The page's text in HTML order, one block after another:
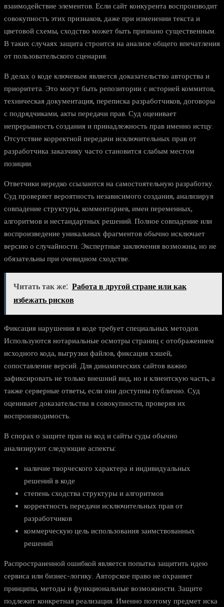
взаимодействие элементов. Если сайт конкурента воспроизводит
совокупность этих признаков, даже при изменении текста и
цветовой схемы, сходство может быть признано существенным.
В таких случаях защита строится на анализе общего впечатления
от пользовательского сценария.
В делах о коде ключевым является доказательство авторства и
приоритета. Это могут быть репозитории с историей коммитов,
техническая документация, переписка разработчиков, договоры
с подрядчиками, акты передачи прав. Суд оценивает
непрерывность создания и принадлежность прав именно истцу.
Отсутствие корректной передачи исключительных прав от
разработчика заказчику часто становится слабым местом
позиции.
Ответчики нередко ссылаются на самостоятельную разработку.
Суд проверяет вероятность независимого создания, анализируя
совпадение структуры, комментариев, имен переменных,
алгоритмов и нестандартных решений. Полное совпадение или
воспроизведение уникальных фрагментов обычно исключает
версию о случайности. Экспертные заключения возможны, но не
обязательны при очевидном сходстве.
Читать так же: Работа в другой стране или как
избежать рисков
Фиксация нарушения в коде требует специальных методов.
Используются нотариальные осмотры страниц с отображением
исходного кода, выгрузки файлов, фиксация хэшей,
сопоставление версий. Для динамических сайтов важно
зафиксировать не только внешний вид, но и клиентскую часть, а
также серверные ответы, если они доступны публично. Суд
оценивает доказательства в совокупности, проверяя их
воспроизводимость.
В спорах о защите прав на код и сайты суды обычно
анализируют следующие аспекты:
наличие творческого характера и индивидуальных
решений в коде
степень сходства структуры и алгоритмов
корректность передачи исключительных прав от
разработчиков
коммерческую цель использования заимствованных
решений
Распространенной ошибкой является попытка защитить идею
сервиса или бизнес-логику. Авторское право не охраняет
принципы, методы и функциональные возможности. Защите
подлежит конкретная реализация. Именно поэтому предмет иска